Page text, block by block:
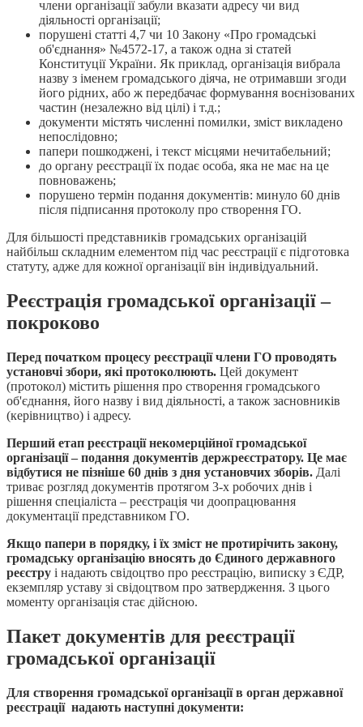
члени організації забули вказати адресу чи вид
діяльності організації;
порушені статті 4,7 чи 10 Закону «Про громадські
об'єднання» №4572-17, а також одна зі статей
Конституції України. Як приклад, організація вибрала
назву з іменем громадського діяча, не отримавши згоди
його рідних, або ж передбачає формування воєнізованих
частин (незалежно від цілі) і т.д.;
документи містять численні помилки, зміст викладено
непослідовно;
папери пошкоджені, і текст місцями нечитабельний;
до органу реєстрації їх подає особа, яка не має на це
повноважень;
порушено термін подання документів: минуло 60 днів
після підписання протоколу про створення ГО.
Для більшості представників громадських організацій
найбільш складним елементом під час реєстрації є підготовка
статуту, адже для кожної організації він індивідуальний.
Реєстрація громадської організації –
покроково
Перед початком процесу реєстрації члени ГО проводять
установчі збори, які протоколюють. Цей документ
(протокол) містить рішення про створення громадського
об'єднання, його назву і вид діяльності, а також засновників
(керівництво) і адресу.
Перший етап реєстрації некомерційної громадської
організації – подання документів держреєстратору. Це має
відбутися не пізніше 60 днів з дня установчих зборів. Далі
триває розгляд документів протягом 3-х робочих днів і
рішення спеціаліста – реєстрація чи доопрацювання
документації представником ГО.
Якщо папери в порядку, і їх зміст не протирічить закону,
громадську організацію вносять до Єдиного державного
реєстру і надають свідоцтво про реєстрацію, виписку з ЄДР,
екземпляр уставу зі свідоцтвом про затвердження. З цього
моменту організація стає дійсною.
Пакет документів для реєстрації
громадської організації
Для створення громадської організації в орган державної
реєстрації надають наступні документи: